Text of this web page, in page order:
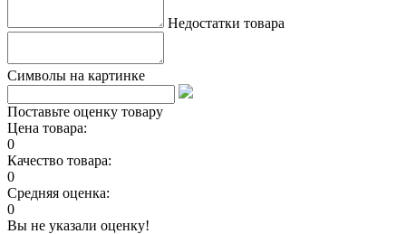
Недостатки товара
Символы на картинке
Поставьте оценку товару
Цена товара:
0
Качество товара:
0
Средняя оценка:
0
Вы не указали оценку!